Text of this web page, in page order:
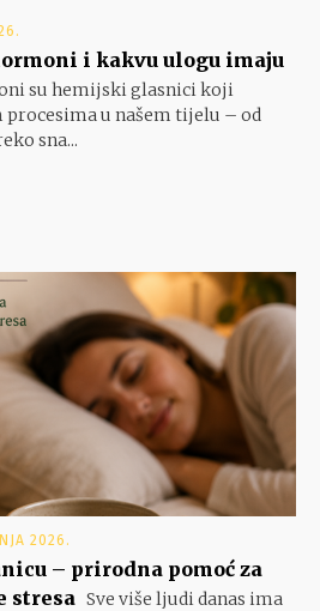
i kakvu ulogu imaju
su hemijski glasnici koji
u našem tijelu – od
sna...
2026.
– prirodna pomoć za
stresa Sve više ljudi danas ima